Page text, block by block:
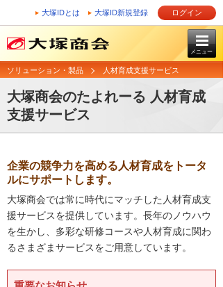
大塚IDとは 大塚ID新規登録 ログイン
メニュー
ソリューション・製品 人材育成支援サービス
大塚商会のたよれーる 人材育成
支援サービス
企業の競争力を高める人材育成をトータ
ルにサポートします。
大塚商会では常に時代にマッチした人材育成支
援サービスを提供しています。長年のノウハウ
を生かし、多彩な研修コースや人材育成に関わ
るさまざまサービスをご用意しています。